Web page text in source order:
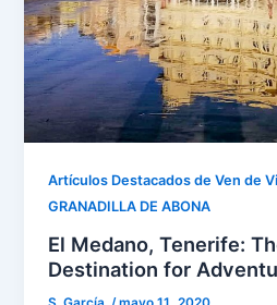
Artículos Destacados de Ven de
GRANADILLA DE ABONA
El Medano, Tenerife:
Destination for